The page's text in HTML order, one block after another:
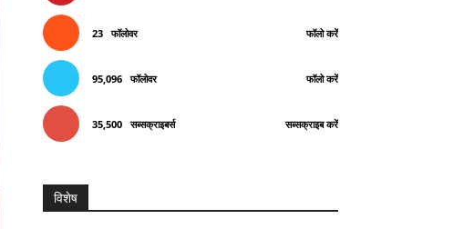
23 फॉलोवर फॉलो करें
95,096 फॉलोवर फॉलो करें
35,500 सब्सक्राइबर्स सब्सक्राइब करें
विशेष